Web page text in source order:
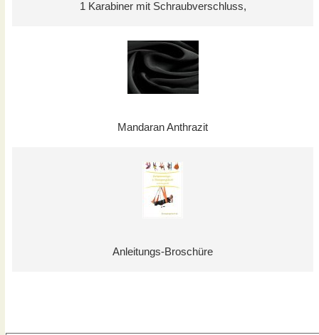
1 Karabiner mit Schraubverschluss,
Mandaran Anthrazit
Anleitungs-Broschüre